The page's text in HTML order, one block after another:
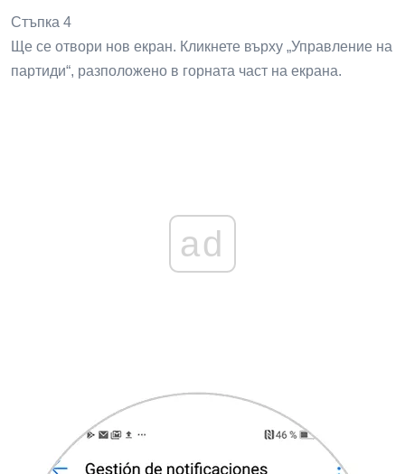
Стъпка 4
Ще се отвори нов екран. Кликнете върху „Управление на
партиди“, разположено в горната част на екрана.
ad